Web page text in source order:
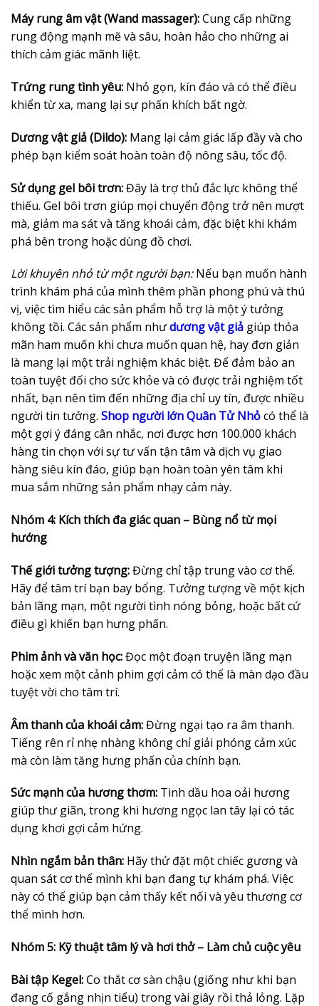
Máy rung âm vật (Wand massager):Cung cấp những
rung động mạnh mẽ và sâu, hoàn hảo cho những ai
thích cảm giác mãnh liệt.
Trứng rung tình yêu: Nhỏ gọn, kín đáo và có thể điều
khiển từ xa, mang lại sự phấn khích bất ngờ.
Dương vật giả (Dildo): Mang lại cảm giác lấp đầy và cho
phép bạn kiểm soát hoàn toàn độ nông sâu, tốc độ.
Sử dụng gel bôi trơn:Đây là trợ thủ đắc lực không thể
thiếu. Gel bôi trơn giúp mọi chuyển động trở nên mượt
mà, giảm ma sát và tăng khoái cảm, đặc biệt khi khám
phá bên trong hoặc dùng đồ chơi.
Lời khuyên nhỏ từ một người bạn:Nếu bạn muốn hành
trình khám phá của mình thêm phần phong phú và thú
vị, việc tìm hiểu các sản phẩm hỗ trợ là một ý tưởng
không tồi. Các sản phẩm nhưdương vật giả giúp thỏa
mãn ham muốn khi chưa muốn quan hệ, hay đơn giản
là mang lại một trải nghiệm khác biệt. Để đảm bảo an
toàn tuyệt đối cho sức khỏe và có được trải nghiệm tốt
nhất, bạn nên tìm đến những địa chỉ uy tín, được nhiều
người tin tưởng. Shop người lớn Quân Tử Nhỏcó thể là
một gợi ý đáng cân nhắc, nơi được hơn 100.000 khách
hàng tin chọn với sự tư vấn tận tâm và dịch vụ giao
hàng siêu kín đáo, giúp bạn hoàn toàn yên tâm khi
mua sắm những sản phẩm nhạy cảm này.
Nhóm 4: Kích thích đa giác quan – Bùng nổ từ mọi
hướng
Thế giới tưởng tượng:Đừng chỉ tập trung vào cơ thể.
Hãy để tâm trí bạn bay bổng. Tưởng tượng về một kịch
bản lãng mạn, một người tình nóng bỏng, hoặc bất cứ
điều gì khiến bạn hưng phấn.
Phim ảnh và văn học:Đọc một đoạn truyện lãng mạn
hoặc xem một cảnh phim gợi cảm có thể là màn dạo đầu
tuyệt vời cho tâm trí.
Âm thanh của khoái cảm:Đừng ngại tạo ra âm thanh.
Tiếng rên rỉ nhẹ nhàng không chỉ giải phóng cảm xúc
mà còn làm tăng hưng phấn của chính bạn.
Sức mạnh của hương thơm: Tinh dầu hoa oải hương
giúp thư giãn, trong khi hương ngọc lan tây lại có tác
dụng khơi gợi cảm hứng.
Nhìn ngắm bản thân: Hãy thử đặt một chiếc gương và
quan sát cơ thể mình khi bạn đang tự khám phá. Việc
này có thể giúp bạn cảm thấy kết nối và yêu thương cơ
thể mình hơn.
Nhóm 5: Kỹ thuật tâm lý và hơi thở – Làm chủ cuộc yêu
Bài tập Kegel:Co thắt cơ sàn chậu (giống như khi bạn
đang cố gắng nhịn tiểu) trong vài giây rồi thả lỏng. Lặp